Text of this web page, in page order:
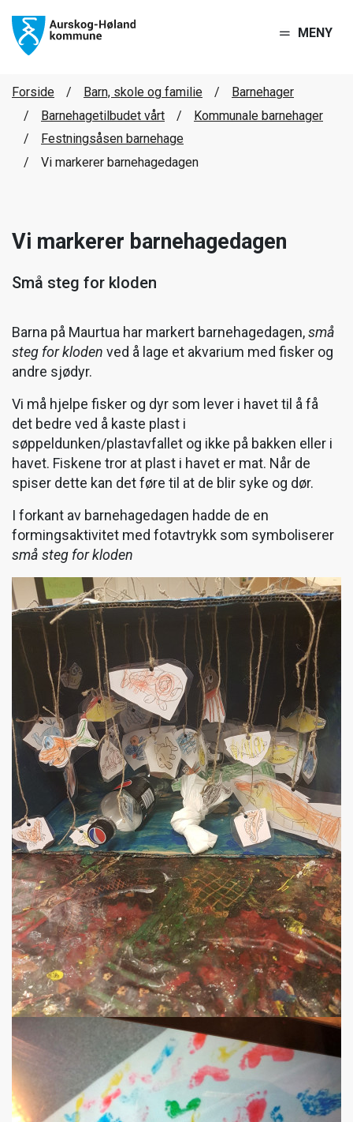
MENY
Forside Barn, skole og familie
Barnehager
Barnehagetilbudet vårt
Kommunale barnehager
Festningsåsen barnehage
Vi markerer barnehagedagen
Vi markerer barnehagedagen
Små steg for kloden
Barna på Maurtua har markert barnehagedagen,små
steg for kloden ved å lage et akvarium med fisker og
andre sjødyr.
Vi må hjelpe fisker og dyr som lever i havet til å få
det bedre ved å kaste plast i
søppeldunken/plastavfallet og ikke på bakken eller i
havet. Fiskene tror at plast i havet er mat. Når de
spiser dette kan det føre til at de blir syke og dør.
I forkant av barnehagedagen hadde de en
formingsaktivitet med fotavtrykk som symboliserer
små steg for kloden